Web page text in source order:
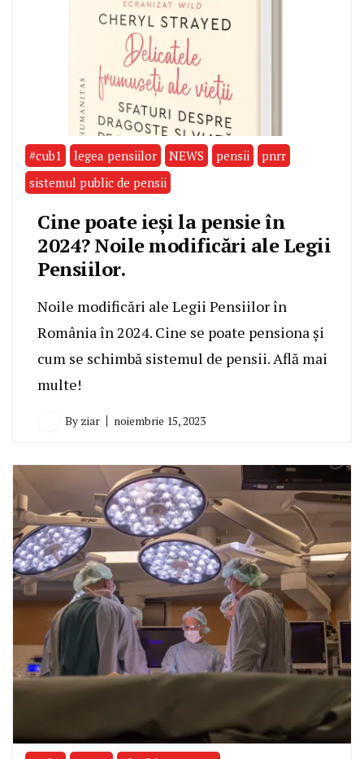
#cub1 legea pensiilor NEWS pensii
pnrr
sistemul public de pensii
Cine poate ieși la pensie în
2024? Noile modificări ale Legii
Pensiilor.
Noile modificări ale Legii Pensiilor în
România în 2024. Cine se poate pensiona și
cum se schimbă sistemul de pensii. Află mai
multe!
By ziar noiembrie 15, 2023